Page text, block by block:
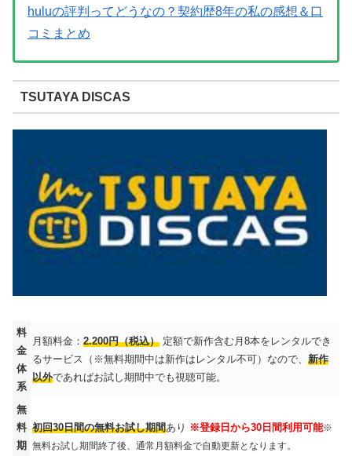
huluの評判ってどうなの？契約歴8年の私の感想＆口
コミまとめ
TSUTAYA DISCAS
料
金
体
系
月額料金： 2.200円（税込） 定額で新作含む月8本をレンタルでき
るサービス（※無料期間中は新作はレンタル不可）なので、 新作
以外であればお試し期間中でも視聴可能。
無
料
期
初回30日間の無料お試し期間あり ※登録日から30日間利用可能※
無料お試し期間終了後、通常月額料金で自動更新となります。